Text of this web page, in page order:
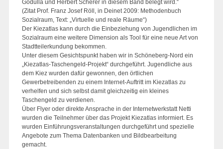
Godulla und Herbert Scherer in diesem Band belegt wird.“
(Zitat Prof. Franz Josef Röll, in Deinet 2009: Methodenbuch
Sozialraum, Text: „Virtuelle und reale Räume“)
Der Kiezatlas kann durch die Einbeziehung von Jugendlichen im
Sozialraum eine weitere Dimension als Tool für eine neue Art von
Stadtteilerkundung bekommen.
Unter diesem Gesichtspunkt haben wir in Schöneberg-Nord ein
„Kiezatlas-Taschengeld-Projekt“ durchgeführt. Jugendliche aus
dem Kiez wurden dafür gewonnen, den örtlichen
Gewerbetreibenden zu einem Internet-Auftritt im Kiezatlas zu
verhelfen und sich selbst damit gleichzeitig ein kleines
Taschengeld zu verdienen.
Über Flyer oder direkte Ansprache in der Internetwerkstatt Netti
wurden die Teilnehmer über das Projekt Kiezatlas informiert. Es
wurden Einführungsveranstaltungen durchgeführt und spezielle
Angebote zum Thema Datenbanken und Bildbearbeitung
gemacht.